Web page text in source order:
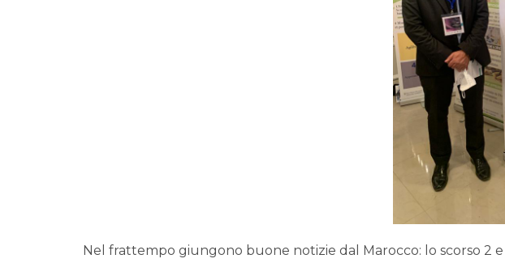
Nel frattempo giungono buone notizie dal Marocco: lo scorso 2 e